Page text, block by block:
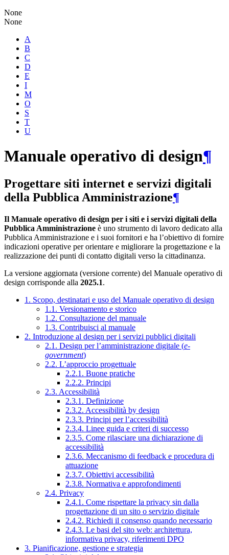
None
None
A
B
C
D
E
I
M
O
S
T
U
Manuale operativo di design¶
Progettare siti internet e servizi digitali
della Pubblica Amministrazione¶
Il Manuale operativo di design per i siti e i servizi digitali della
Pubblica Amministrazione è uno strumento di lavoro dedicato alla
Pubblica Amministrazione e i suoi fornitori e ha l’obiettivo di fornire
indicazioni operative per orientare e migliorare la progettazione e la
realizzazione dei punti di contatto digitali verso la cittadinanza.
La versione aggiornata (versione corrente) del Manuale operativo di
design corrisponde alla 2025.1.
1. Scopo, destinatari e uso del Manuale operativo di design
1.1. Versionamento e storico
1.2. Consultazione del manuale
1.3. Contribuisci al manuale
2. Introduzione al design per i servizi pubblici digitali
2.1. Design per l’amministrazione digitale (e-
government)
2.2. L’approccio progettuale
2.2.1. Buone pratiche
2.2.2. Principi
2.3. Accessibilità
2.3.1. Definizione
2.3.2. Accessibilità by design
2.3.3. Principi per l’accessibilità
2.3.4. Linee guida e criteri di successo
2.3.5. Come rilasciare una dichiarazione di
accessibilità
2.3.6. Meccanismo di feedback e procedura di
attuazione
2.3.7. Obiettivi accessibilità
2.3.8. Normativa e approfondimenti
2.4. Privacy
2.4.1. Come rispettare la privacy sin dalla
progettazione di un sito o servizio digitale
2.4.2. Richiedi il consenso quando necessario
2.4.3. Le basi del sito web: architettura,
informativa privacy, riferimenti DPO
3. Pianificazione, gestione e strategia